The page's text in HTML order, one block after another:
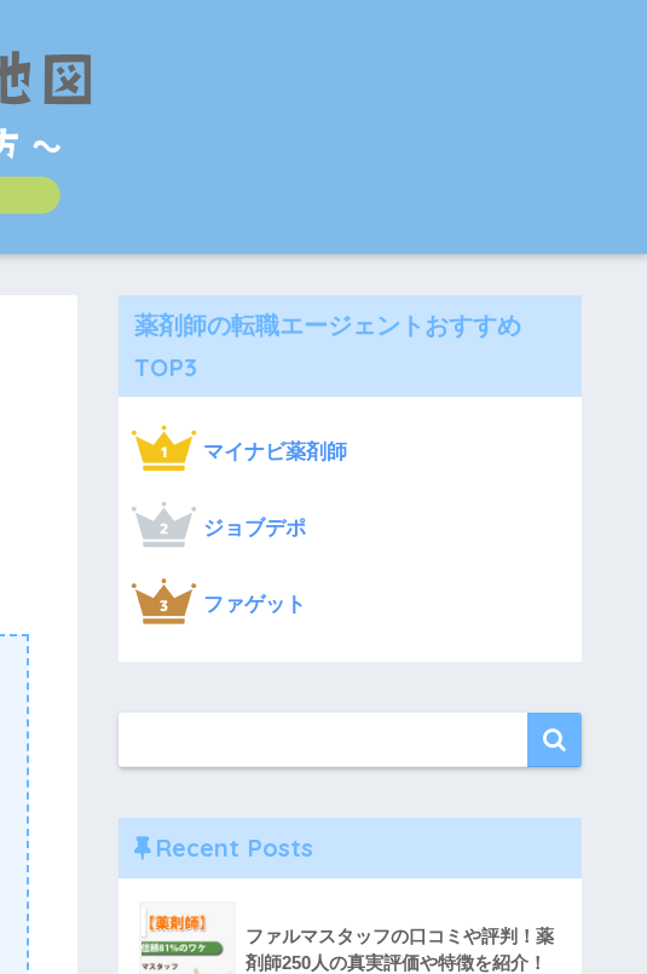
薬剤師の転職エージェントおすすめ
TOP3
マイナビ薬剤師
ジョブデポ
ファゲット
Recent Posts
ファルマスタッフの口コミや評判！薬
剤師250人の真実評価や特徴を紹介！